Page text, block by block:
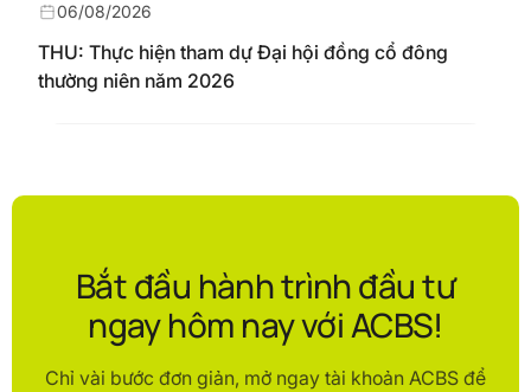
THU: Thực hiện tham dự Đại hội đồng cổ đông
thường niên năm 2026
06/08/2026
Bắt đầu hành trình đầu tư
ngay hôm nay với ACBS!
Chỉ vài bước đơn giản, mở ngay tài khoản ACBS để